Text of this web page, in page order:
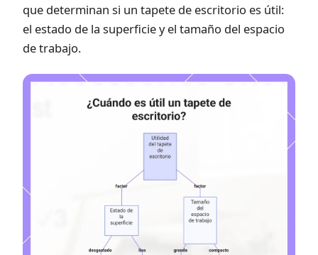
que determinan si un tapete de escritorio es útil:
el estado de la superficie y el tamaño del espacio
de trabajo.